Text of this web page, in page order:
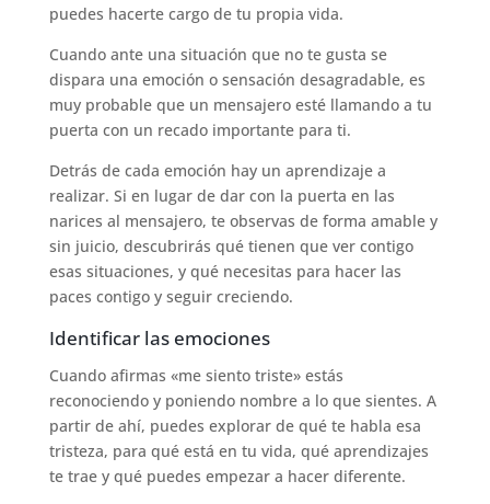
puedes hacerte cargo de tu propia vida.
Cuando ante una situación que no te gusta se
dispara una emoción o sensación desagradable, es
muy probable que un mensajero esté llamando a tu
puerta con un recado importante para ti.
Detrás de cada emoción hay un aprendizaje a
realizar. Si en lugar de dar con la puerta en las
narices al mensajero, te observas de forma amable y
sin juicio, descubrirás qué tienen que ver contigo
esas situaciones, y qué necesitas para hacer las
paces contigo y seguir creciendo.
Identificar las emociones
Cuando afirmas «me siento triste» estás
reconociendo y poniendo nombre a lo que sientes. A
partir de ahí, puedes explorar de qué te habla esa
tristeza, para qué está en tu vida, qué aprendizajes
te trae y qué puedes empezar a hacer diferente.